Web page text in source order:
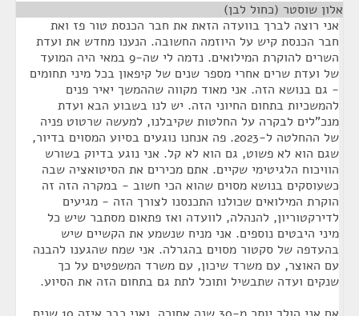
אלון שוסטר (כחול לבן)
אני רוצה לברך בוועדה הזאת את חבר הכנסת טור פז ואת
חבר הכנסת קיש על היוזמה החשובה. הנענו מחדש את ועדת
השרים להוקרת המילואים. נדמה לי שה-9 במאי היה המועד
של ועדת שרים אחרי מספר שנים של קיפאון בכל מיני תחומים
- גם בנושא הזה. אני מאוד מקווה שההמשך יאיר פנים
להמשכיות בתחום החיוני הזה. יש לנו בשבוע הבא ועדת
מנכ"לים לבקרה על החלטות שקיבלנו, למעשה שרטוט פניה
של ההחלטה ל-2023. פה אנחנו נוגעים בסיוע המסוים בדיור,
שגם הוא לא פשוט, גם הוא לא קל. אני נוגע בדיוק בשורש
הוויכוח הלגיטימי שקיים. אתם מכירים את הסיטואציה שבה
כשעוסקים בנושא מסוים שהוא הכי חשוב - במקרה הזה זה
הוקרת המילואים שכולנו התכנסנו לצורך הזה - מגיעים
לדירקטוריון, להנהלה, לוועדה ואז פתאום מסתבר שיש כל
מיני היבטים נוספים. אני מניח שנשמע את הקשיים שיש
בהעדפה של סקטור מסוים בהגרלה. אני שמח שהגענו להבנה
עם האוצר, עם משרד שיכון, עם משרד המשפטים על כך
שנקים ועדה שתבשיל ותוכל לתת גם בתחום הזה את הסיוע.